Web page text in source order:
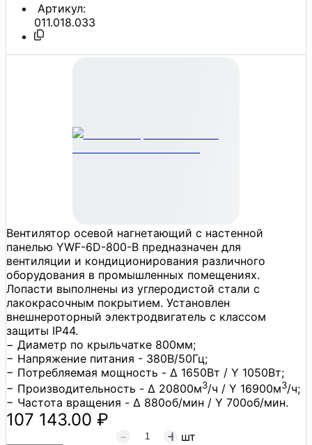
Артикул:
011.018.033
Вентилятор осевой нагнетающий с настенной
панелью YWF-6D-800-B предназначен для
вентиляции и кондиционирования различного
оборудования в промышленных помещениях.
Лопасти выполнены из углеродистой стали с
лакокрасочным покрытием. Установлен
внешнероторный электродвигатель с классом
защиты IP44.
− Диаметр по крыльчатке 800мм;
− Напряжение питания - 380В/50Гц;
− Потребляемая мощность - Δ 1650Вт / Y 1050Вт;
− Производительность - Δ 20800м3/ч / Y 16900м3/ч;
− Частота вращения - Δ 880об/мин / Y 700об/мин.
107 143.00 ₽
шт